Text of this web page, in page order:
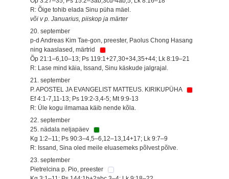
R: Õige tohib elada Sinu püha mäel.
või v p. Januarius, piiskop ja märter
20. september
p-d Andreas Kim Tae-gon, preester, Paolus Chong Hasang
ning kaaslased, märtrid
Õp 21:1–6,10–13; Ps 119:1+27,30+34,35+44; Lk 8:19–21
R: Lase mind käia, Issand, Sinu käskude jalgrajal.
21. september
P. APOSTEL JA EVANGELIST MATTEUS. KIRIKUPÜHA
Ef 4:1-7,11-13; Ps 19:2-3,4-5; Mt 9:9-13
R: Üle kogu ilmamaa käib nende kõla.
22. september
25. nädala neljapäev
Kg 1:2–11; Ps 90:3–4,5–6,12–13,14+17; Lk 9:7–9
R: Issand, Sina oled meile eluasemeks põlvest põlve.
23. september
Pietrelcina p. Pio, preester